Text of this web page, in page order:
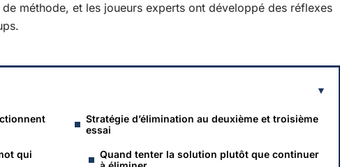
méthode, et les joueurs experts ont développé des réflexes
qui
Stratégie d’élimination au deuxième et troisième
essai
Quand tenter la solution plutôt que continuer